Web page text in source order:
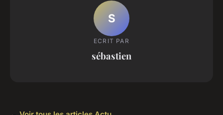
S
ECRIT PAR
sébastien